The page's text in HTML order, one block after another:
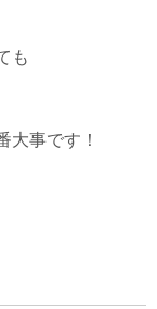
も
大事です！